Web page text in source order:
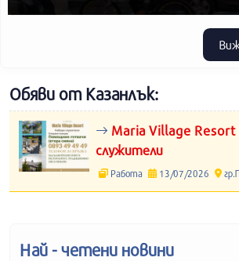
Обяви от Казанлък:
Maria Village Resort
служители
Работа 13/07/2026
Най - четени новини